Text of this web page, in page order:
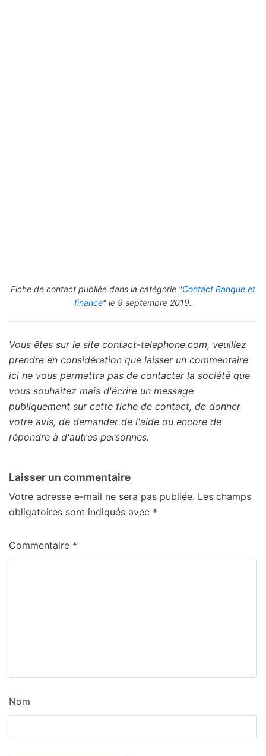
Fiche de contact publiée dans la catégorie "Contact Banque et
finance" le 9 septembre 2019.
Vous êtes sur le site contact-telephone.com, veuillez
prendre en considération que laisser un commentaire
ici ne vous permettra pas de contacter la société que
vous souhaitez mais d'écrire un message
publiquement sur cette fiche de contact, de donner
votre avis, de demander de l'aide ou encore de
répondre à d'autres personnes.
Laisser un commentaire
Votre adresse e-mail ne sera pas publiée. Les champs
obligatoires sont indiqués avec *
Commentaire *
Nom